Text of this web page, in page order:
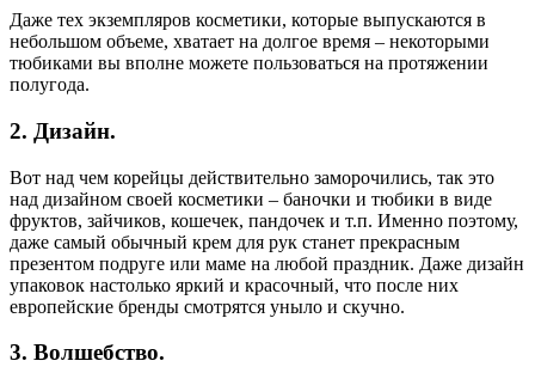
Даже тех экземпляров косметики, которые выпускаются в
небольшом объеме, хватает на долгое время – некоторыми
тюбиками вы вполне можете пользоваться на протяжении
полугода.
2. Дизайн.
Вот над чем корейцы действительно заморочились, так это
над дизайном своей косметики – баночки и тюбики в виде
фруктов, зайчиков, кошечек, пандочек и т.п. Именно поэтому,
даже самый обычный крем для рук станет прекрасным
презентом подруге или маме на любой праздник. Даже дизайн
упаковок настолько яркий и красочный, что после них
европейские бренды смотрятся уныло и скучно.
3. Волшебство.